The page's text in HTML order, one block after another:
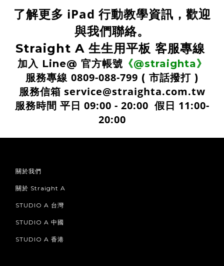
了解更多 iPad 行動教學資訊， 歡迎
與我們聯絡。
Straight A 生生用平板 客服專線
加入 Line@ 官方帳號 《@straighta》
服務專線 0809-088-799 ( 市話撥打 )
服務信箱 service@straighta.com.tw
服務時間 平日 09:00 - 20:00 假日 11:00-
20:00
關於我們
關於 Straight A
STUDIO A 台灣
STUDIO A 中國
STUDIO A 香港